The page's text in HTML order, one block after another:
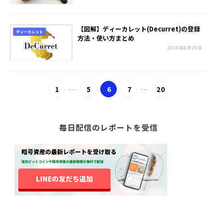
ディーカレット
【図解】ディーカレット(Decurret)の登録
方法・使い方まとめ
2019年6月29日
1 ... 5 6 7 ... 20
毎日配信のレポートを受信